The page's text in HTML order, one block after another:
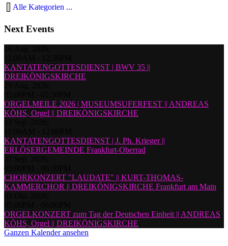
Alle Kategorien ...
Next Events
KANTATENGOTTESDIENST | BWV 35 ||
DREIKÖNIGSKIRCHE
ORGELMEILE 2026 | MUSEUMSUFERFEST || ANDREAS
KÖHS, Orgel || DREIKÖNIGSKIRCHE
KANTATENGOTTESDIENST | J. Ph. Krieger ||
ERLÖSERGEMEINDE Frankfurt-Oberrad
CHORKONZERT "LAUDATE" || KURT-THOMAS-
KAMMERCHOR || DREIKÖNIGSKIRCHE Frankfurt am Main
ORGELKONZERT zum Tag der Deutschen Einheit || ANDREAS
KÖHS, Orgel || DREIKÖNIGSKIRCHE
Ganzen Kalender ansehen